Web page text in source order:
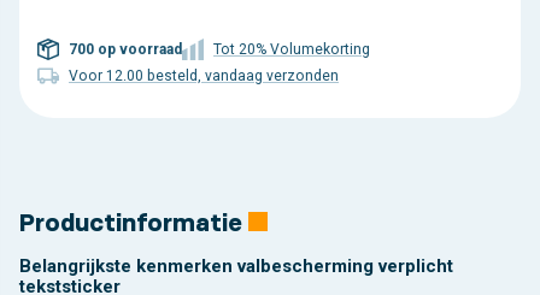
700 op voorraad
Tot 20% Volumekorting
Voor 12.00 besteld, vandaag verzonden
Productinformatie
Belangrijkste kenmerken valbescherming verplicht
tekststicker